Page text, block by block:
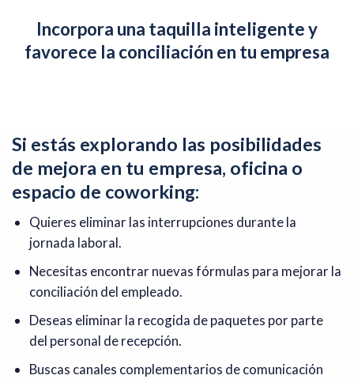
Incorpora una taquilla inteligente y
favorece la conciliación en tu empresa
Si estás explorando las posibilidades
de mejora en tu empresa, oficina o
espacio de coworking:
Quieres eliminar las interrupciones durante la
jornada laboral.
Necesitas encontrar nuevas fórmulas para mejorar la
conciliación del empleado.
Deseas eliminar la recogida de paquetes por parte
del personal de recepción.
Buscas canales complementarios de comunicación